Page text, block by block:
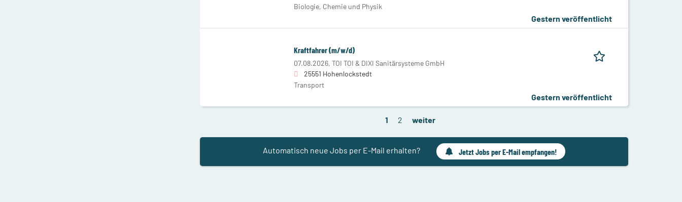
Biologie, Chemie und Physik
Gestern veröffentlicht
Kraftfahrer (m/w/d)
07.08.2026, TOI TOI & DIXI Sanitärsysteme GmbH
25551 Hohenlockstedt
Transport
Gestern veröffentlicht
1 2 weiter
Automatisch neue Jobs per E-Mail erhalten? Jetzt Jobs per E-Mail empfangen!